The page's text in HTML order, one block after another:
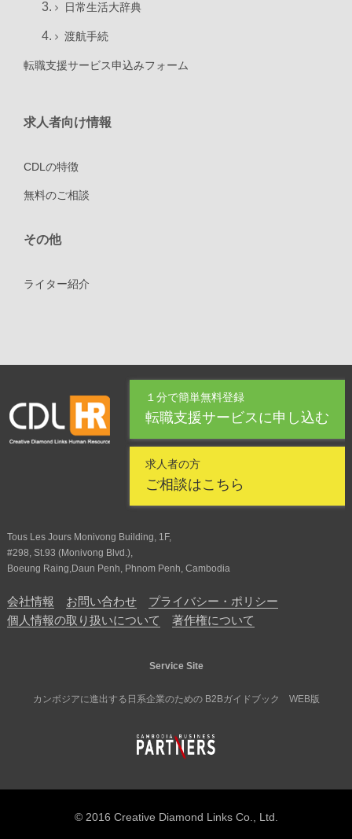
日常生活大辞典
渡航手続
転職支援サービス申込みフォーム
求人者向け情報
CDLの特徴
無料のご相談
その他
ライター紹介
１分で簡単無料登録
転職支援サービスに申し込む
求人者の方
ご相談はこちら
Tous Les Jours Monivong Building, 1F,
#298, St.93 (Monivong Blvd.),
Boeung Raing,Daun Penh, Phnom Penh, Cambodia
会社情報 お問い合わせ
プライバシー・ポリシー
個人情報の取り扱いについて
著作権について
Service Site
カンボジアに進出する日系企業のための B2Bガイドブック WEB版
© 2016 Creative Diamond Links Co., Ltd.